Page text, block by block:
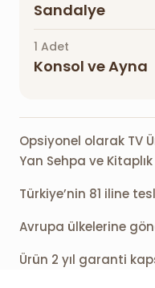
Sandalye
1 Adet
Konsol ve Ayna
Opsiyonel olarak TV
Yan Sehpa ve
Türkiye’nin 81 iline
Avrupa ülkelerine
Ürün 2 yıl garanti